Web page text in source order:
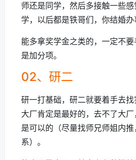
师还是同学，然后多接触一些
学，以后都是铁哥们，你结婚办
能多拿奖学金之类的，一定不
是加分项。
02、研二
研一打基础，研二就要着手去
大厂肯定是最好的，去不了大
是可以的（尽量找师兄师姐内
系）。